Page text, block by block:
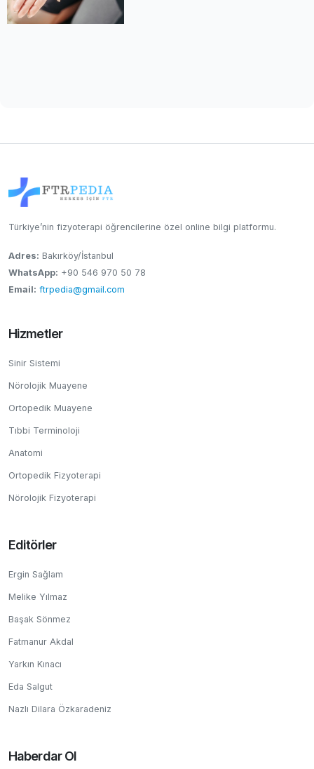
Türkiye’nin fizyoterapi öğrencilerine özel online bilgi platformu.
Adres: Bakırköy/İstanbul
WhatsApp: +90 546 970 50 78
Email: ftrpedia@gmail.com
Hizmetler
Sinir Sistemi
Nörolojik Muayene
Ortopedik Muayene
Tıbbi Terminoloji
Anatomi
Ortopedik Fizyoterapi
Nörolojik Fizyoterapi
Editörler
Ergin Sağlam
Melike Yılmaz
Başak Sönmez
Fatmanur Akdal
Yarkın Kınacı
Eda Salgut
Nazlı Dilara Özkaradeniz
Haberdar Ol